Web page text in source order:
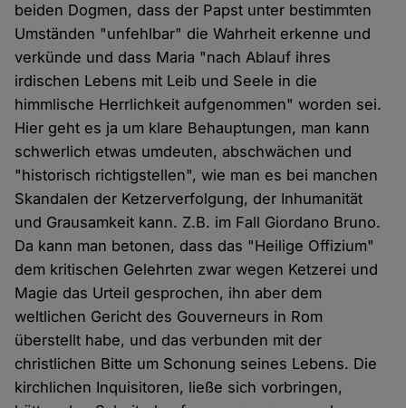
beiden Dogmen, dass der Papst unter bestimmten
Umständen "unfehlbar" die Wahrheit erkenne und
verkünde und dass Maria "nach Ablauf ihres
irdischen Lebens mit Leib und Seele in die
himmlische Herrlichkeit aufgenommen" worden sei.
Hier geht es ja um klare Behauptungen, man kann
schwerlich etwas umdeuten, abschwächen und
"historisch richtigstellen", wie man es bei manchen
Skandalen der Ketzerverfolgung, der Inhumanität
und Grausamkeit kann. Z.B. im Fall Giordano Bruno.
Da kann man betonen, dass das "Heilige Offizium"
dem kritischen Gelehrten zwar wegen Ketzerei und
Magie das Urteil gesprochen, ihn aber dem
weltlichen Gericht des Gouverneurs in Rom
überstellt habe, und das verbunden mit der
christlichen Bitte um Schonung seines Lebens. Die
kirchlichen Inquisitoren, ließe sich vorbringen,